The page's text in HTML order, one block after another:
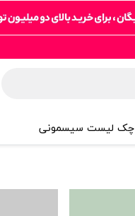
چک لیست سیسمونی